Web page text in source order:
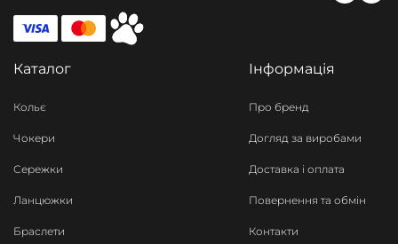
Каталог
Кольє
Чокери
Сережки
Ланцюжки
Браслети
Інформація
Про бренд
Догляд за виробами
Доставка і оплата
Повернення та обмін
Контакти